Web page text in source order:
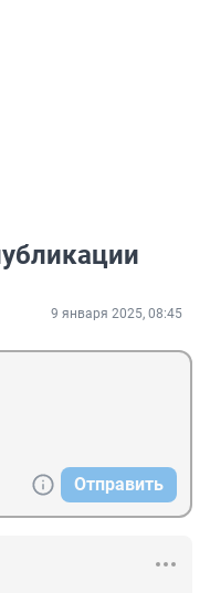
9 января 2025, 08:45
Отправить